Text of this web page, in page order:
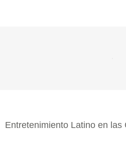
Entretenimiento Latino en las